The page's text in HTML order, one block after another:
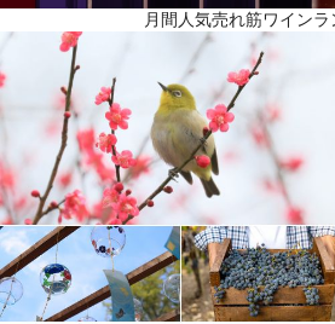
月間人気売れ筋ワイン